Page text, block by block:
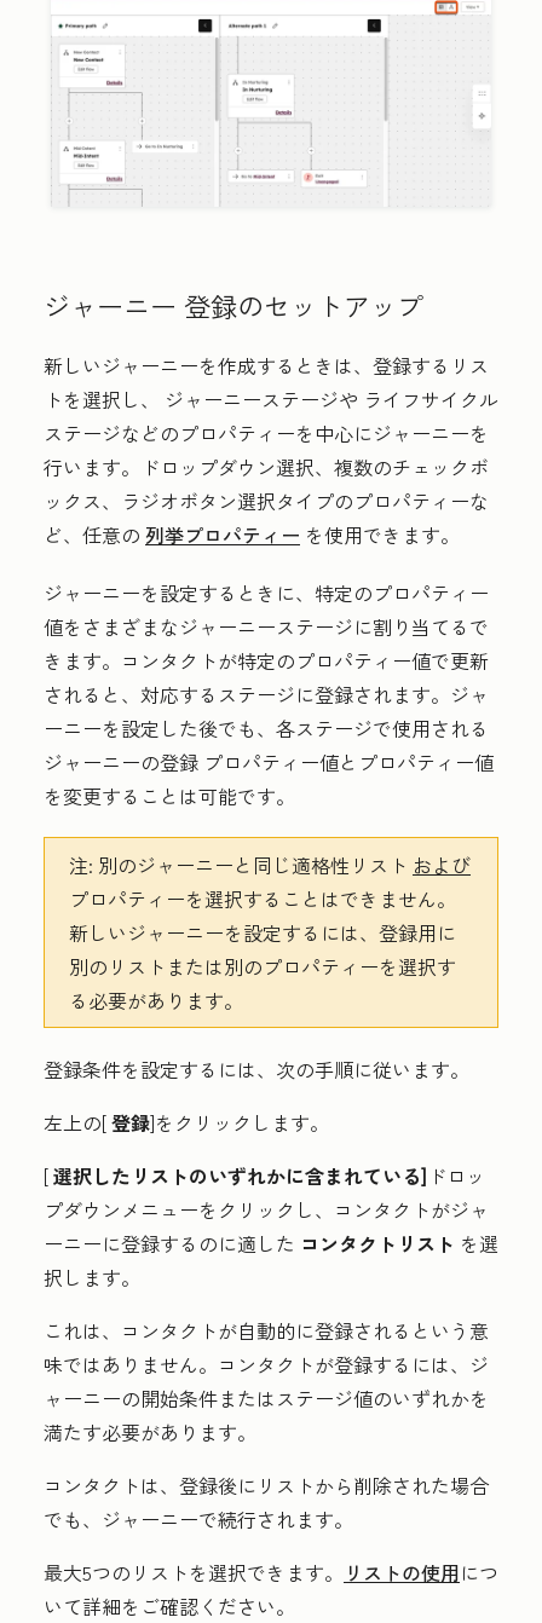
ジャーニー 登録のセットアップ
新しいジャーニーを作成するときは、登録するリス
トを選択し、 ジャーニーステージや ライフサイクル
ステージなどのプロパティーを中心にジャーニーを
行います。ドロップダウン選択、複数のチェックボ
ックス、ラジオボタン選択タイプのプロパティーな
ど、任意の 列挙プロパティー を使用できます。
ジャーニーを設定するときに、特定のプロパティー
値をさまざまなジャーニーステージに割り当てるで
きます。コンタクトが特定のプロパティー値で更新
されると、対応するステージに登録されます。ジャ
ーニーを設定した後でも、各ステージで使用される
ジャーニーの登録 プロパティー値とプロパティー値
を変更することは可能です。
注: 別のジャーニーと同じ適格性リスト および
プロパティーを選択することはできません。
新しいジャーニーを設定するには、登録用に
別のリストまたは別のプロパティーを選択す
る必要があります。
登録条件を設定するには、次の手順に従います。
左上の[登録]をクリックします。
[選択したリストのいずれかに含まれている] ドロッ
プダウンメニューをクリックし、コンタクトがジャ
ーニーに登録するのに適した コンタクトリスト を選
択します。
これは、コンタクトが自動的に登録されるという意
味ではありません。コンタクトが登録するには、ジ
ャーニーの開始条件またはステージ値のいずれかを
満たす必要があります。
コンタクトは、登録後にリストから削除された場合
でも、ジャーニーで続行されます。
最大5つのリストを選択できます。
リストの使用につ
いて詳細をご確認ください。